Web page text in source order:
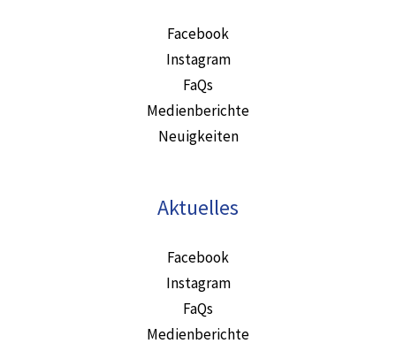
Facebook
Instagram
FaQs
Medienberichte
Neuigkeiten
Aktuelles
Facebook
Instagram
FaQs
Medienberichte